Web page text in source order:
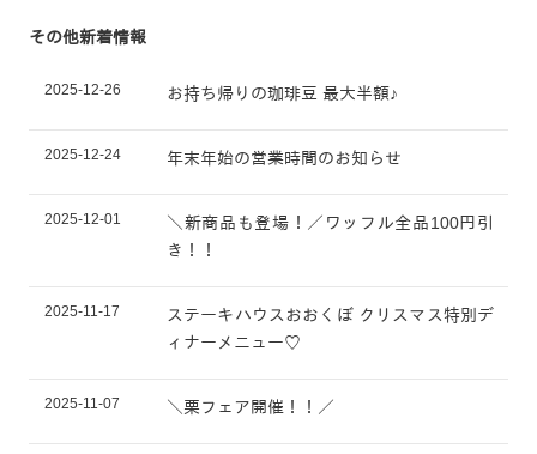
その他新着情報
2025-12-26 お持ち帰りの珈琲豆 最大半額♪
2025-12-24 年末年始の営業時間のお知らせ
2025-12-01
＼新商品も登場！／ワッフル全品100円引
き！！
2025-11-17
ステーキハウスおおくぼ クリスマス特別デ
ィナーメニュー♡
2025-11-07 ＼栗フェア開催！！／